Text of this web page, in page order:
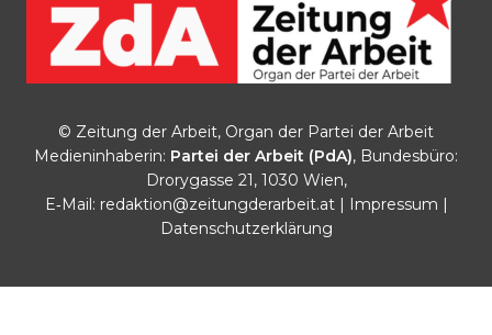
© Zeitung der Arbeit, Organ der Partei der Arbeit
Medieninhaberin: Partei der Arbeit (PdA), Bundesbüro:
Drorygasse 21, 1030 Wien,
E‑Mail: redaktion@zeitungderarbeit.at| Impressum
Datenschutzerklärung